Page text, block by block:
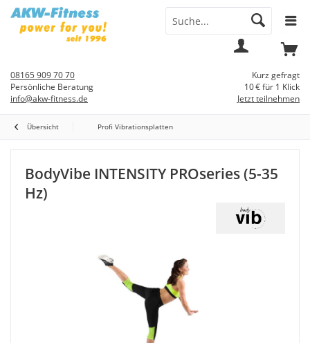
Kurz gefragt
10 € für 1 Klick
Jetzt teilnehmen
08165 909 70 70
Persönliche Beratung
info@akw-fitness.de
Übersicht Profi Vibrationsplatten
BodyVibe INTENSITY PROseries (5-35
Hz)